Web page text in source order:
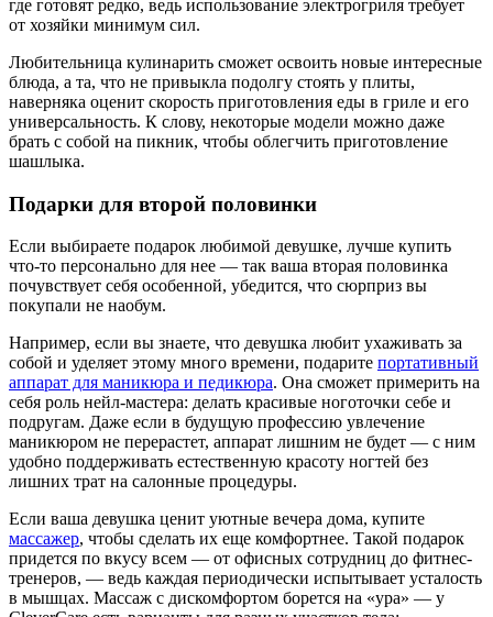
где готовят редко, ведь использование электрогриля требует
от хозяйки минимум сил.
Любительница кулинарить сможет освоить новые интересные
блюда, а та, что не привыкла подолгу стоять у плиты,
наверняка оценит скорость приготовления еды в гриле и его
универсальность. К слову, некоторые модели можно даже
брать с собой на пикник, чтобы облегчить приготовление
шашлыка.
Подарки для второй половинки
Если выбираете подарок любимой девушке, лучше купить
что-то персонально для нее — так ваша вторая половинка
почувствует себя особенной, убедится, что сюрприз вы
покупали не наобум.
Например, если вы знаете, что девушка любит ухаживать за
собой и уделяет этому много времени, подарите портативный
аппарат для маникюра и педикюра. Она сможет примерить на
себя роль нейл-мастера: делать красивые ноготочки себе и
подругам. Даже если в будущую профессию увлечение
маникюром не перерастет, аппарат лишним не будет — с ним
удобно поддерживать естественную красоту ногтей без
лишних трат на салонные процедуры.
Если ваша девушка ценит уютные вечера дома, купите
массажер, чтобы сделать их еще комфортнее. Такой подарок
придется по вкусу всем — от офисных сотрудниц до фитнес-
тренеров, — ведь каждая периодически испытывает усталость
в мышцах. Массаж с дискомфортом борется на «ура» — у